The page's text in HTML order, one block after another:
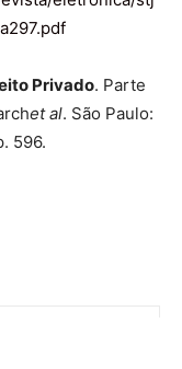
Privado. Parte
et al. São Paulo:
596.